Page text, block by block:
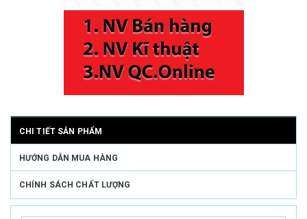
CHI TIẾT SẢN PHẨM
HƯỚNG DẪN MUA HÀNG
CHÍNH SÁCH CHẤT LƯỢNG